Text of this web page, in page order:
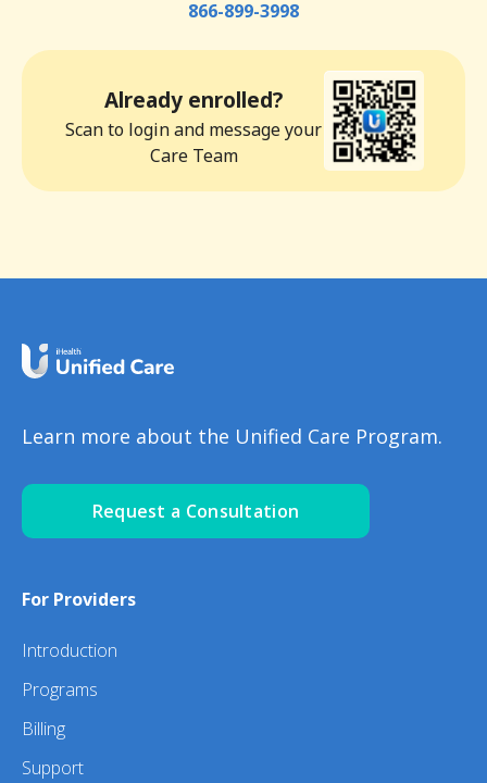
866-899-3998
Already enrolled?
Scan to login and message your
Care Team
Learn more about the Unified Care Program.
Request a Consultation
For Providers
Introduction
Programs
Billing
Support